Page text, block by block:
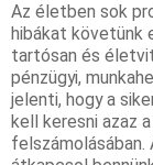
Az életben sok
hibákat követünk
tartósan és
pénzügyi,
jelenti, hogy a
kell keresni azaz